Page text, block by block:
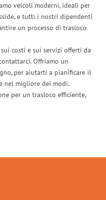
veicoli moderni, ideali per
e tutti i nostri dipendenti
un processo di trasloco
costi e sui servizi offerti da
Offriamo un
per aiutarti a pianificare il
nel migliore dei modi.
per un trasloco efficiente,